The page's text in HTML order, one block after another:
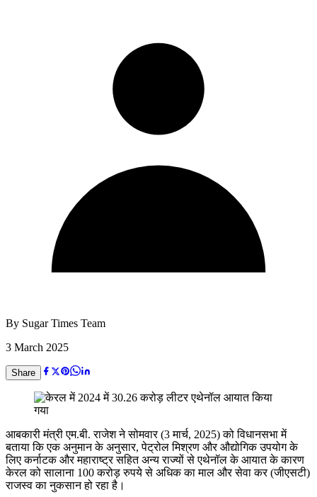
By Sugar Times Team
3 March 2025
Share
आबकारी मंत्री एम.बी. राजेश ने सोमवार (3 मार्च, 2025) को विधानसभा में
बताया कि एक अनुमान के अनुसार, पेट्रोल मिश्रण और औद्योगिक उपयोग के
लिए कर्नाटक और महाराष्ट्र सहित अन्य राज्यों से एथेनॉल के आयात के कारण
केरल को सालाना 100 करोड़ रुपये से अधिक का माल और सेवा कर (जीएसटी)
राजस्व का नुकसान हो रहा है।